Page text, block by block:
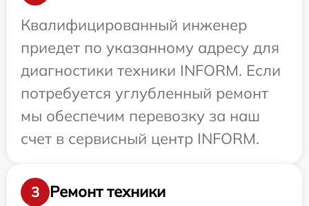
Квалифицированный инженер
приедет по указанному адресу для
диагностики техники INFORM. Если
потребуется углубленный ремонт
мы обеспечим перевозку за наш
счет в сервисный центр INFORM.
3
Ремонт техники